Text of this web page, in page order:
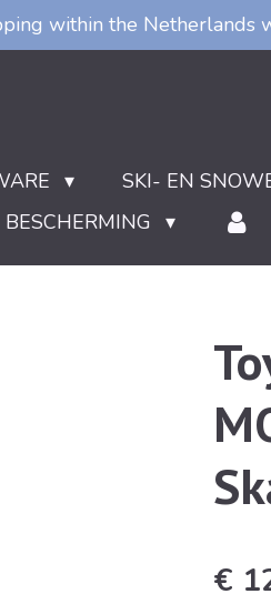
within the Netherlands
SKI- EN
BESCHERMING
€